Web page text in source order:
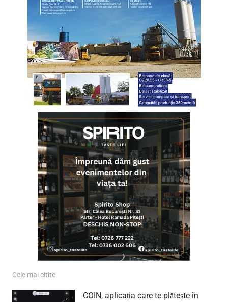
Cele mai citite
COIN, aplicația care te plătește în